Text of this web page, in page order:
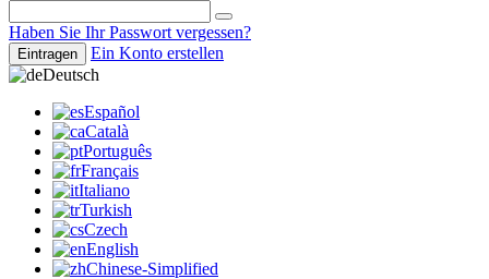
Haben Sie Ihr Passwort vergessen?
Eintragen
Ein Konto erstellen
Deutsch
Español
Català
Português
Français
Italiano
Turkish
Czech
English
Chinese-Simplified